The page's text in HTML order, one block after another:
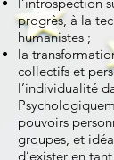
progrès, à la
humanistes ;
la
collectifs et
l’individualité
pouvoirs
groupes, et
d’exister en